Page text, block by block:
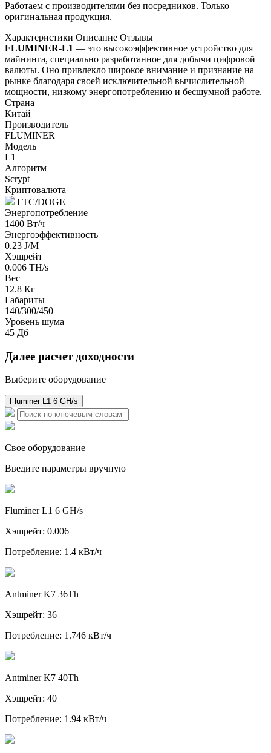
Работаем с производителями без посредников. Только
оригинальная продукция.
Характеристики Описание Отзывы
FLUMINER-L1 — это высокоэффективное устройство для
майнинга, специально разработанное для добычи цифровой
валюты. Оно привлекло широкое внимание и признание на
рынке благодаря своей исключительной вычислительной
мощности, низкому энергопотреблению и бесшумной работе.
Страна
Китай
Производитель
FLUMINER
Модель
L1
Алгоритм
Scrypt
Криптовалюта
LTC/DOGE
Энергопотребление
1400 Вт/ч
Энергоэффективность
0.23 J/M
Хэшрейт
0.006 TH/s
Вес
12.8 Кг
Габариты
140/300/450
Уровень шума
45 Дб
Далее расчет доходности
Выберите оборудование
Fluminer L1 6 GH/s
Свое оборудование
Введите параметры вручную
Fluminer L1 6 GH/s
Хэшрейт: 0.006
Потребление: 1.4 кВт/ч
Antminer K7 36Th
Хэшрейт: 36
Потребление: 1.746 кВт/ч
Antminer K7 40Th
Хэшрейт: 40
Потребление: 1.94 кВт/ч